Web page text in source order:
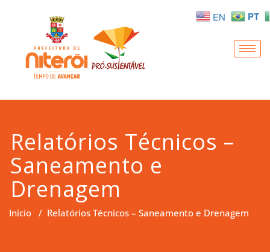
Relatórios Técnicos –
Saneamento e
Drenagem
Início / Relatórios Técnicos – Saneamento e Drenagem
EN PT